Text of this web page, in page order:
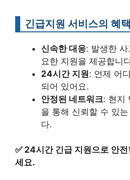
긴급지원 서비스의 혜택
신속한 대응: 발생한
요한 지원을 제공합니
24시간 지원: 언제 어
되어 있어요.
안정된 네트워크: 현지
을 통해 신뢰할 수 있
다.
✅ 24시간 긴급 지원으로 안
세요.